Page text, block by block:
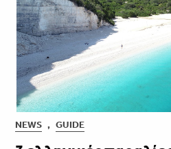
NEWS , GUIDE